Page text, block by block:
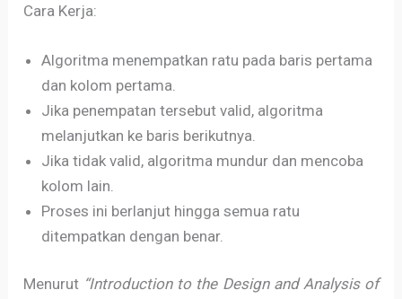
Cara Kerja:
Algoritma menempatkan ratu pada baris pertama
dan kolom pertama.
Jika penempatan tersebut valid, algoritma
melanjutkan ke baris berikutnya.
Jika tidak valid, algoritma mundur dan mencoba
kolom lain.
Proses ini berlanjut hingga semua ratu
ditempatkan dengan benar.
Menurut “Introduction to the Design and Analysis of